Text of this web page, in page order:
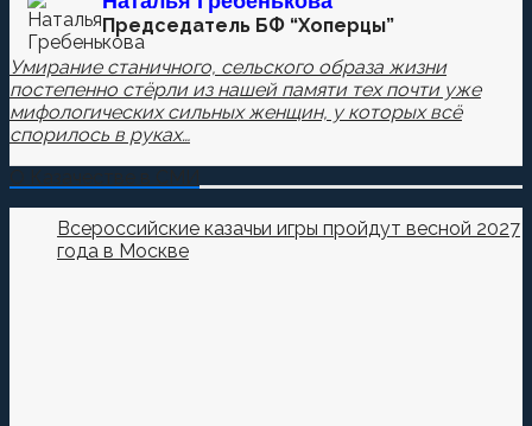
Председатель БФ “Хоперцы”
Умирание станичного, сельского образа жизни
постепенно стёрли из нашей памяти тех почти уже
мифологических сильных женщин, у которых всё
спорилось в руках…
Всероссийские казачьи игры пройдут весной 2027
года в Москве